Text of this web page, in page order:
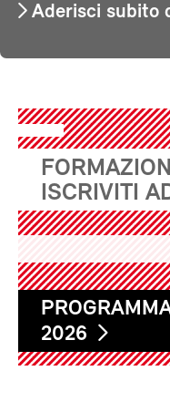
Aderisci subito
ISCRIVITI
2026